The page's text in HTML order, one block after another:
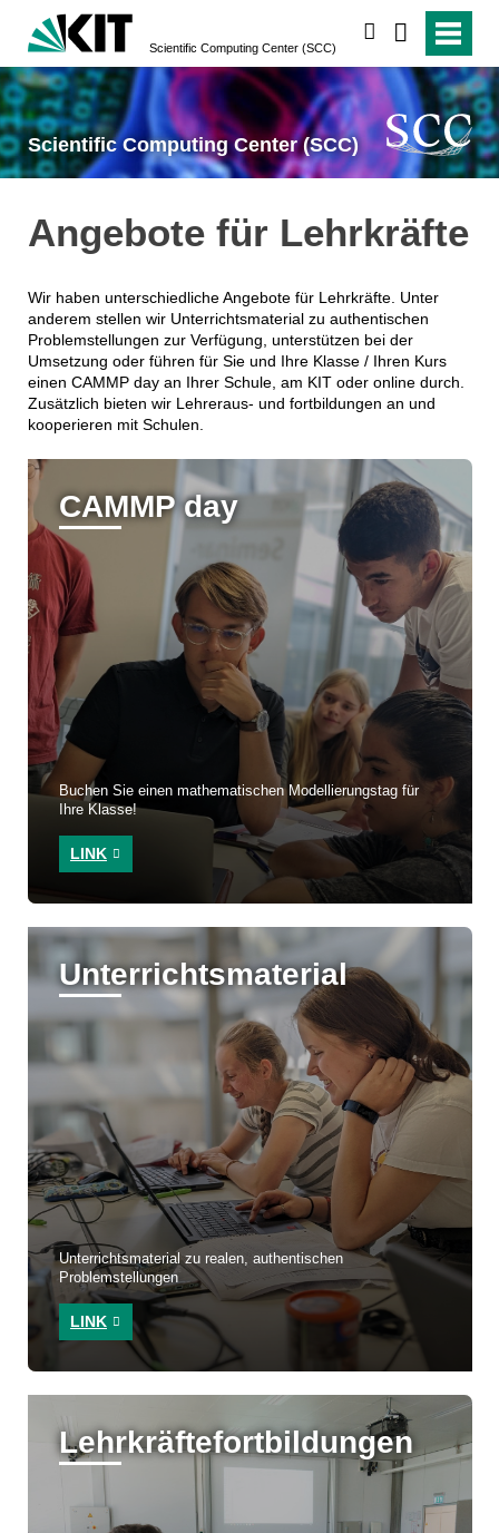
Scientific Computing Center (SCC)
Scientific Computing Center (SCC)
Angebote für Lehrkräfte
Wir haben unterschiedliche Angebote für Lehrkräfte. Unter
anderem stellen wir Unterrichtsmaterial zu authentischen
Problemstellungen zur Verfügung, unterstützen bei der
Umsetzung oder führen für Sie und Ihre Klasse / Ihren Kurs
einen CAMMP day an Ihrer Schule, am KIT oder online durch.
Zusätzlich bieten wir Lehreraus- und fortbildungen an und
kooperieren mit Schulen.
CAMMP day
Buchen Sie einen mathematischen Modellierungstag für
Ihre Klasse!
LINK
Unterrichtsmaterial
Unterrichtsmaterial zu realen, authentischen
Problemstellungen
LINK
Lehrkräftefortbildungen